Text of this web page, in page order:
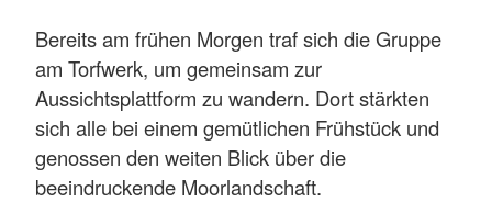
Bereits am frühen Morgen traf sich die Gruppe
am Torfwerk, um gemeinsam zur
Aussichtsplattform zu wandern. Dort stärkten
sich alle bei einem gemütlichen Frühstück und
genossen den weiten Blick über die
beeindruckende Moorlandschaft.